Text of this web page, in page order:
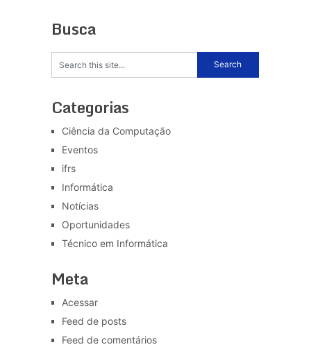
Busca
Categorias
Ciência da Computação
Eventos
ifrs
Informática
Notícias
Oportunidades
Técnico em Informática
Meta
Acessar
Feed de posts
Feed de comentários